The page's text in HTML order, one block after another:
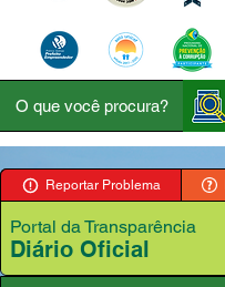
Reportar Problema
Portal da Transparência
Diário Oficial